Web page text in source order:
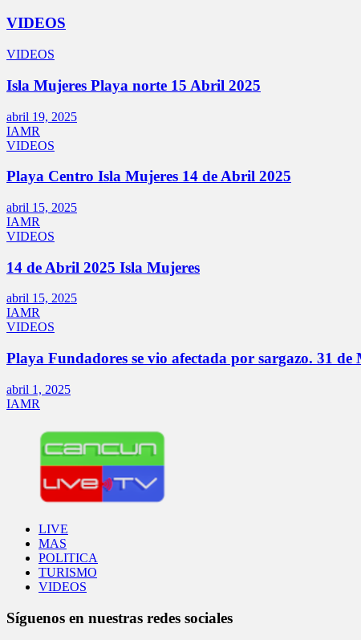
VIDEOS
VIDEOS
Isla Mujeres Playa norte 15 Abril 2025
abril 19, 2025
IAMR
VIDEOS
Playa Centro Isla Mujeres 14 de Abril 2025
abril 15, 2025
IAMR
VIDEOS
14 de Abril 2025 Isla Mujeres
abril 15, 2025
IAMR
VIDEOS
Playa Fundadores se vio afectada por sargazo. 31
abril 1, 2025
IAMR
LIVE
MAS
POLITICA
TURISMO
VIDEOS
Síguenos en nuestras redes sociales